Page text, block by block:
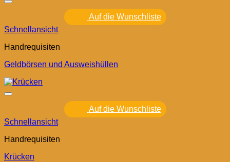
Auf die Wunschliste
Schnellansicht
Handrequisiten
Geldbörsen und Ausweishüllen
Auf die Wunschliste
Schnellansicht
Handrequisiten
Krücken